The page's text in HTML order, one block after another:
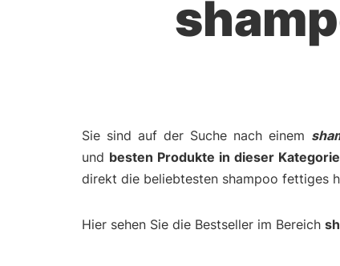
Sie sind auf der Suche nach einem
und besten Produkte in dieser Kategorie
direkt die beliebtesten shampoo fettiges
Hier sehen Sie die Bestseller im Bereich